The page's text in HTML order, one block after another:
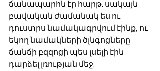
ճանապարհն էր հարթ. սակայն
բավական ժամանակ ես ու
դուստրս նամակագրվում էինք, ու
եկող նամակների ծլնգոցները
ճանճի բզզոցի պես լսելի էին
դարձել լռության մեջ: